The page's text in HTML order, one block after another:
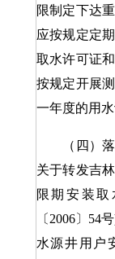
限制定下达
应按规定定
取水许可证
按规定开展
一年度的用水
（四）落
关于转发吉
限期安装
〔2006〕54
水源井用户